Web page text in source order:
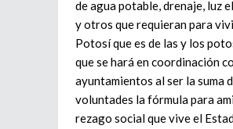
de agua potable, drenaje, luz
y otros que requieran para
Potosí que es de las y los
que se hará en coordinación
ayuntamientos al ser la suma
voluntades la fórmula para
rezago social que vive el